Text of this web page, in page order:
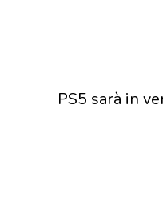
PS5 sarà in